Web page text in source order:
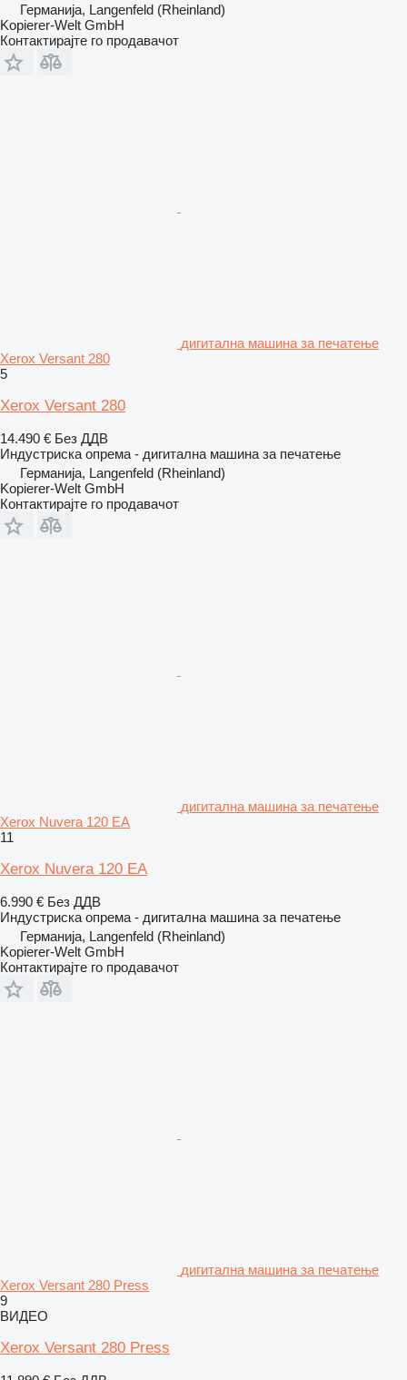
Германија, Langenfeld (Rheinland)
Kopierer-Welt GmbH
Контактирајте го продавачот
дигитална машина за печатење
Xerox Versant 280
5
Xerox Versant 280
14.490 € Без ДДВ
Индустриска опрема - дигитална машина за печатење
Германија, Langenfeld (Rheinland)
Kopierer-Welt GmbH
Контактирајте го продавачот
дигитална машина за печатење
Xerox Nuvera 120 EA
11
Xerox Nuvera 120 EA
6.990 € Без ДДВ
Индустриска опрема - дигитална машина за печатење
Германија, Langenfeld (Rheinland)
Kopierer-Welt GmbH
Контактирајте го продавачот
дигитална машина за печатење
Xerox Versant 280 Press
9
ВИДЕО
Xerox Versant 280 Press